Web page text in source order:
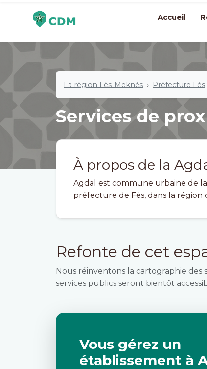
Accueil
La région Fès-Meknès Préfecture Fès
Services de
À propos de la
Agdal est commune urbaine de
préfecture de Fès, dans la région
Refonte de cet
Nous réinventons la cartographie des
services publics seront bientôt
Vous gérez un
établissement à